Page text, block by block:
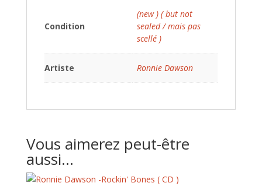
Condition
(new ) ( but not
sealed / mais pas
scellé )
Artiste Ronnie Dawson
Vous aimerez peut-être
aussi…